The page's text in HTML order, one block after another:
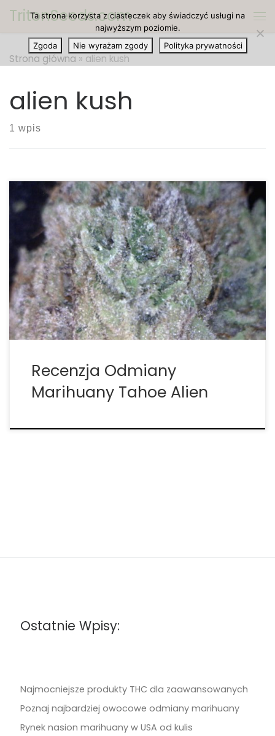
Przejdź do treści
TritonSeeds.com
Strona główna » alien kush
alien kush
1 wpis
Mamy Dla Was Recenzję Ciekawej Odmiany Konopi
Indyjskiej o Fenomenalnej Nazwie Tahoe Alien Ilość
THC: 24 procent, Ilość CBD: 4 procent, Rodowód:
Tahoe OG Kush, Alien Kush. Tahoe Alien to urocza,
ale mocna hybryda, w której dominuje indica.
Odmiana ta […]
Recenzja Odmiany
Marihuany Tahoe Alien
Ostatnie Wpisy:
Najmocniejsze produkty THC dla zaawansowanych
Poznaj najbardziej owocowe odmiany marihuany
Rynek nasion marihuany w USA od kulis
Ta strona korzysta z ciasteczek aby świadczyć usługi na
najwyższym poziomie.
Zgoda
Nie wyrażam zgody Polityka prywatności